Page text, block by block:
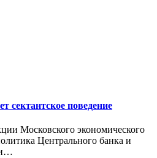
сектантское поведение
Московского экономического
Центрального банка и